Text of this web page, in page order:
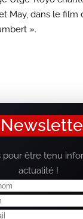
May, dans le film
».
pour être tenu
actualité !